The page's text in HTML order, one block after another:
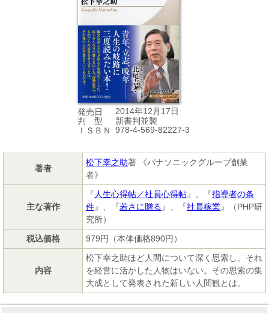
発売日
2014年12月17日
判 型
新書判並製
ＩＳＢＮ
978-4-569-82227-3
著者
松下幸之助著 《パナソニックグループ創業
者》
主な著作
『 人生心得帖／社員心得帖』、『指導者の条
件』、『若さに贈る 』、『社員稼業』（PHP研
究所）
税込価格
979円（本体価格890円）
内容
松下幸之助ほど人間について深く思索し、それ
を経営に活かした人物はいない。その思索の集
大成として発表された新しい人間観とは。